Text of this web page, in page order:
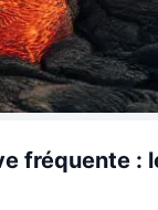
fréquente :